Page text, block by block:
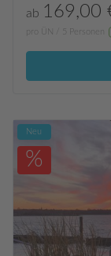
ab 169,00
pro ÜN / 5 Personen
Neu
%